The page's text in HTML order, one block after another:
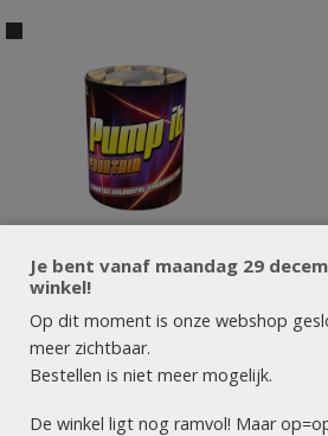
Je bent vanaf maandag 29
winkel!
Op dit moment is onze webshop
meer zichtbaar.
Bestellen is niet meer mogelijk.
De winkel ligt nog ramvol! Maar